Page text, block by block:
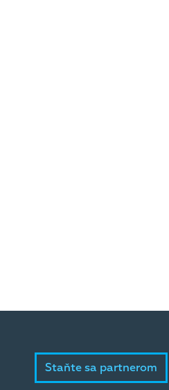
Staňte sa partnerom